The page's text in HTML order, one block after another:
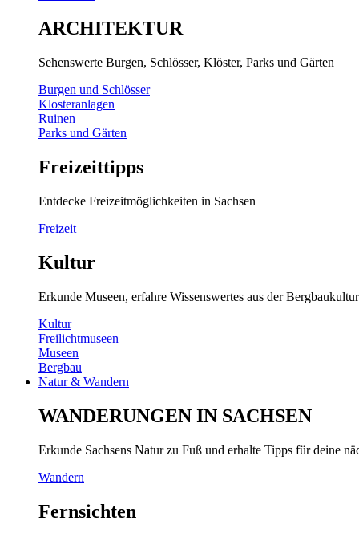
ARCHITEKTUR
Sehenswerte Burgen, Schlösser, Klöster, Parks und Gärten
Burgen und Schlösser
Klosteranlagen
Ruinen
Parks und Gärten
Freizeittipps
Entdecke Freizeitmöglichkeiten in Sachsen
Freizeit
Kultur
Erkunde Museen, erfahre Wissenswertes aus der
Kultur
Freilichtmuseen
Museen
Bergbau
Natur & Wandern
WANDERUNGEN IN SACHSEN
Erkunde Sachsens Natur zu Fuß und erhalte Tipps für deine
Wandern
Fernsichten